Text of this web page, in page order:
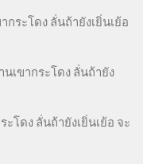
กระโดง ลั่นถ้ายังเยิ่นเย้อ
นเขากระโดง ลั่นถ้ายัง
ะโดง ลั่นถ้ายังเยิ่นเย้อ จะ